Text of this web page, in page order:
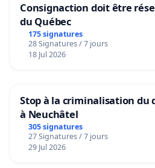
Consignaction doit être
du Québec
175 signatures
28 Signatures / 7 jours
18 Jul 2026
Stop à la criminalisation du
à Neuchâtel
305 signatures
27 Signatures / 7 jours
29 Jul 2026